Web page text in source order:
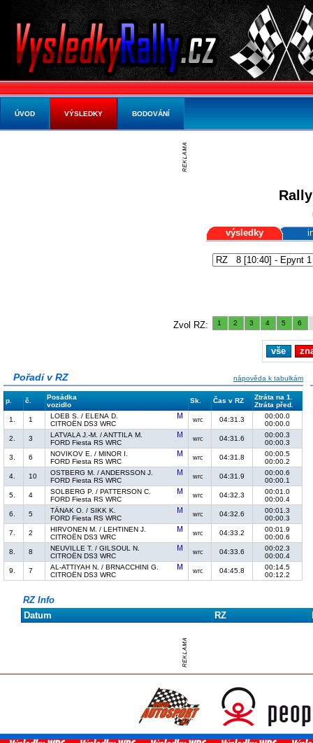
výsledky
Zvol RZ: 1 2 3 4 5 6
vše
Pořadí v RZ nápověda k tabulkám
p. č.
Posádka
vozidlo
Sk. Čas v RZ
Ztráta na 1.
Ztráta před.
1.
1
LOEB S. / ELENA D.
CITROËN DS3 WRC
wrc 04:31.3
00:00.0
00:00.0
2.
3
LATVALA J.-M. / ANTTILA M.
FORD Fiesta RS WRC
wrc 04:31.6
00:00.3
00:00.3
3.
6
NOVIKOV E. / MINOR I.
FORD Fiesta RS WRC
wrc 04:31.8
00:00.5
00:00.2
4.
10
OSTBERG M. / ANDERSSON J.
FORD Fiesta RS WRC
wrc 04:31.9
00:00.6
00:00.1
5.
4
SOLBERG P. / PATTERSON C.
FORD Fiesta RS WRC
wrc 04:32.3
00:01.0
00:00.4
6.
5
TÄNAK O. / SIKK K.
FORD Fiesta RS WRC
wrc 04:32.6
00:01.3
00:00.3
7.
2
HIRVONEN M. / LEHTINEN J.
CITROËN DS3 WRC
wrc 04:33.2
00:01.9
00:00.6
8.
8
NEUVILLE T. / GILSOUL N.
CITROËN DS3 WRC
wrc 04:33.6
00:02.3
00:00.4
9.
7
AL-ATTIYAH N. / BRNACCHINI G.
CITROËN DS3 WRC
wrc 04:45.8
00:14.5
00:12.2
RZ Info
Datum
RZ
ÚVOD VÝSLEDKY BODOVÁNÍ